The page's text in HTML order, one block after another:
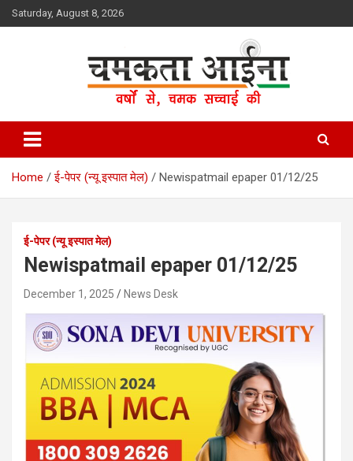
Skip
to
Saturday, August 8, 2026
Chamakta Aina
Home ई-पेपर (न्यू इस्पात मेल) Newispatmail epaper 01/12/25
ई-पेपर (न्यू इस्पात मेल)
Newispatmail epaper 01/12/25
December 1, 2025 News Desk